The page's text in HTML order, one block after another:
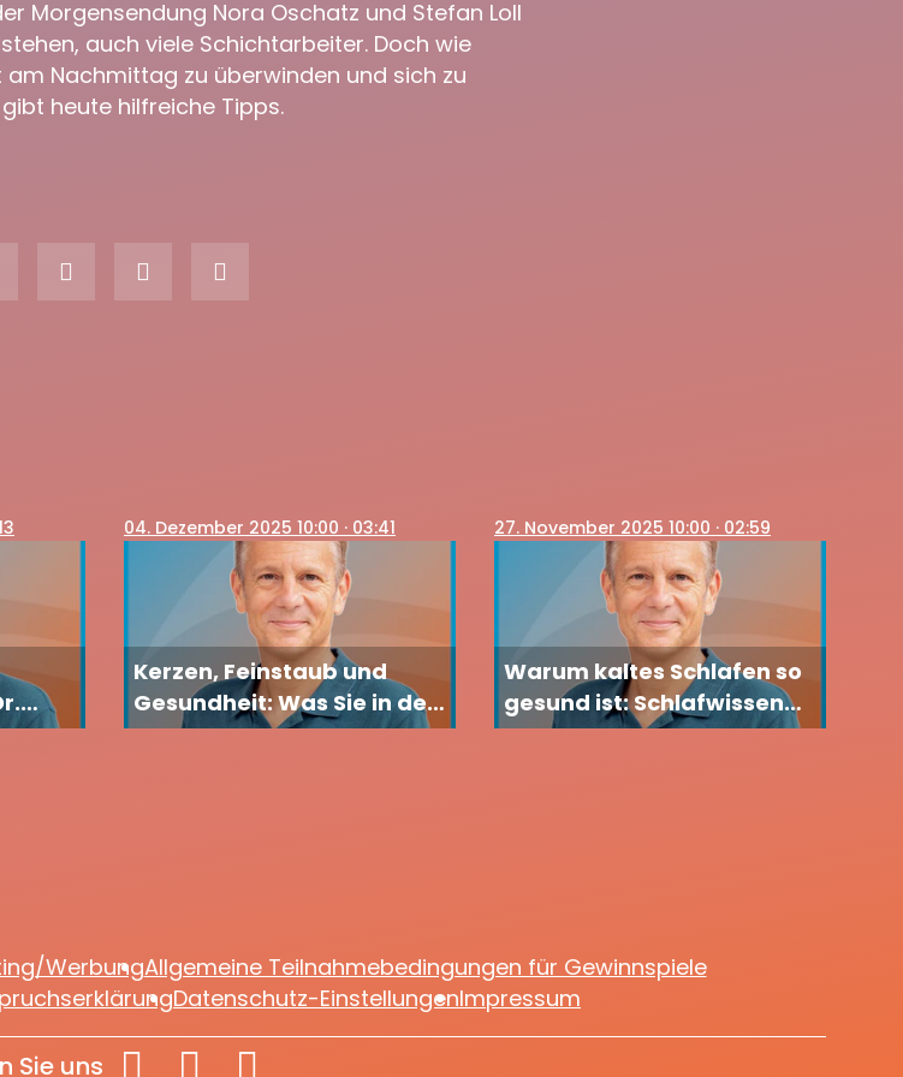
Morgensendung Nora Oschatz und Stefan Loll
auch viele Schichtarbeiter. Doch wie
Nachmittag zu überwinden und sich zu
heute hilfreiche Tipps.
04. Dezember 2025 10:00 · 03:41
Kerzen, Feinstaub und
Gesundheit: Was Sie in der
Adventszeit wissen sollten
27. November 2025 10:00 · 02:59
Warum kaltes Schlafen so
gesund ist: Schlafwissen
von Dr. med. Carsten
WerbungAllgemeine Teilnahmebedingungen für Gewinnspiele
Datenschutz-EinstellungenImpressum
Sie uns